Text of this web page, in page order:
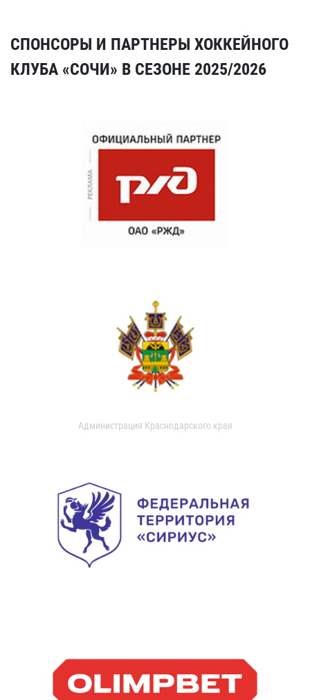
СПОНСОРЫ И ПАРТНЕРЫ ХОККЕЙНОГО
КЛУБА «СОЧИ» В СЕЗОНЕ 2025/2026
Администрация Краснодарского края